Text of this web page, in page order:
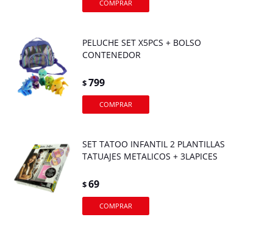
PELUCHE SET X5PCS + BOLSO
CONTENEDOR
$799
SET TATOO INFANTIL 2 PLANTILLAS
TATUAJES METALICOS + 3LAPICES
$69